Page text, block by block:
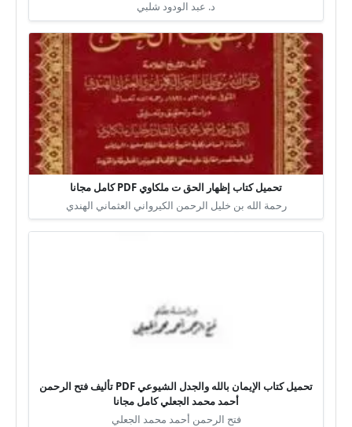
د. عبد الودود شلبي
تحميل كتاب إظهار الحق ت ملكاوي PDF كامل مجانا
رحمة الله بن خليل الرحمن الكيرواني العثماني الهندي
تحميل كتاب الإيمان بالله والجدل الشيوعي PDF تأليف فتح الرحمن
أحمد محمد الجعلي كامل مجانا
فتح الرحمن أحمد محمد الجعلي